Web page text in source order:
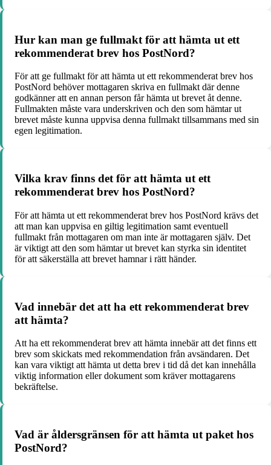
Hur kan man ge fullmakt för att hämta ut ett
rekommenderat brev hos PostNord?
För att ge fullmakt för att hämta ut ett rekommenderat brev hos
PostNord behöver mottagaren skriva en fullmakt där denne
godkänner att en annan person får hämta ut brevet åt denne.
Fullmakten måste vara underskriven och den som hämtar ut
brevet måste kunna uppvisa denna fullmakt tillsammans med sin
egen legitimation.
Vilka krav finns det för att hämta ut ett
rekommenderat brev hos PostNord?
För att hämta ut ett rekommenderat brev hos PostNord krävs det
att man kan uppvisa en giltig legitimation samt eventuell
fullmakt från mottagaren om man inte är mottagaren själv. Det
är viktigt att den som hämtar ut brevet kan styrka sin identitet
för att säkerställa att brevet hamnar i rätt händer.
Vad innebär det att ha ett rekommenderat brev
att hämta?
Att ha ett rekommenderat brev att hämta innebär att det finns ett
brev som skickats med rekommendation från avsändaren. Det
kan vara viktigt att hämta ut detta brev i tid då det kan innehålla
viktig information eller dokument som kräver mottagarens
bekräftelse.
Vad är åldersgränsen för att hämta ut paket hos
PostNord?